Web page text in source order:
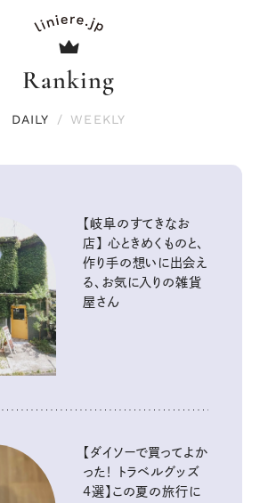
Ranking
DAILY / WEEKLY
【岐阜のすてきなお
店】 心ときめくものと、
作り手の想いに出会え
る、お気に入りの雑貨
屋さん
【ダイソーで買ってよか
った！ トラベルグッズ
4選】この夏の旅行に